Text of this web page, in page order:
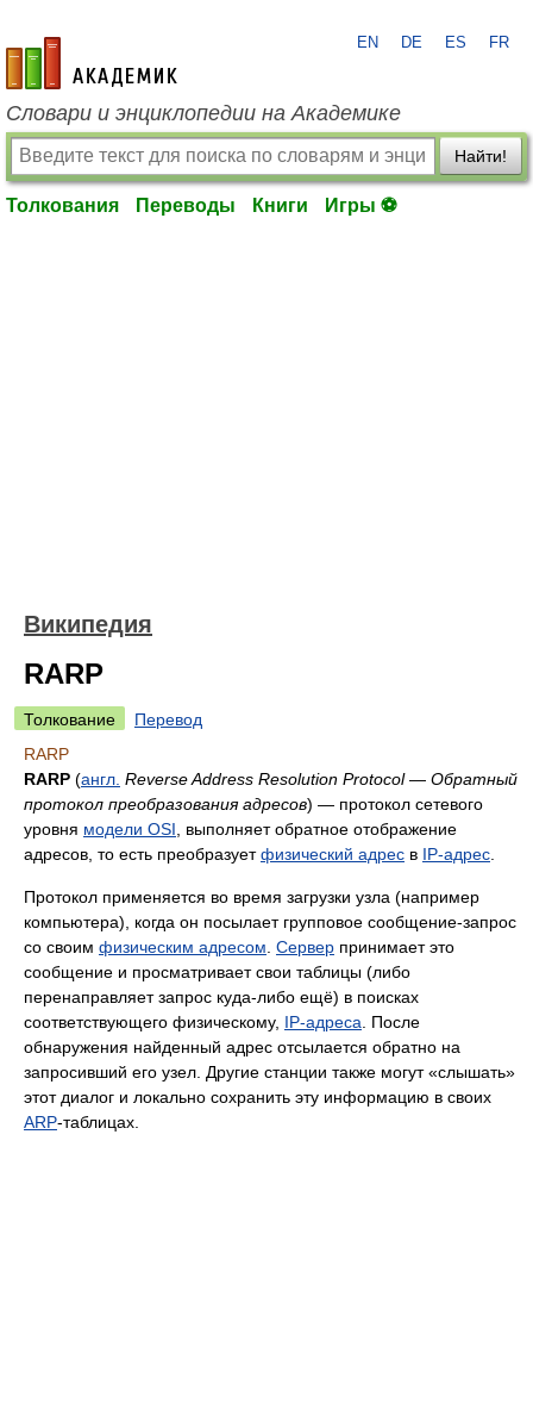
academic.ru
EN DE ES FR
Словари и энциклопедии на Академике
Найти!
Толкования Переводы Книги Игры ⚽
Википедия
RARP
Толкование
Перевод
RARP
RARP (англ. Reverse Address Resolution Protocol— Обратный
протокол преобразования адресов) — протокол сетевого
уровня модели OSI , выполняет обратное отображение
адресов, то есть преобразуетфизический адрес в IP-адрес
Протокол применяется во время загрузки узла (например
компьютера), когда он посылает групповое сообщение-запрос
со своим физическим адресом Сервер принимает это
сообщение и просматривает свои таблицы (либо
перенаправляет запрос куда-либо ещё) в поисках
соответствующего физическому, IP-адреса . После
обнаружения найденный адрес отсылается обратно на
запросивший его узел. Другие станции также могут «слышать»
этот диалог и локально сохранить эту информацию в своих
ARP-таблицах.